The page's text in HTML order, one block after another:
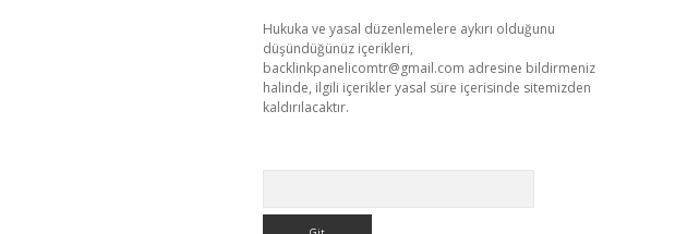
Hukuka ve yasal düzenlemelere aykırı olduğunu
düşündüğünüz içerikleri,
backlinkpanelicomtr@gmail.com adresine bildirmeniz
halinde, ilgili içerikler yasal süre içerisinde sitemizden
kaldırılacaktır.